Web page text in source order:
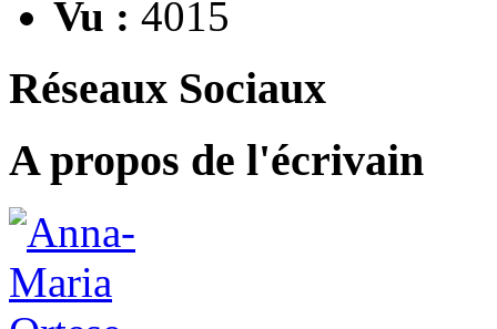
Vu : 4015
Réseaux Sociaux
A propos de l'écrivain